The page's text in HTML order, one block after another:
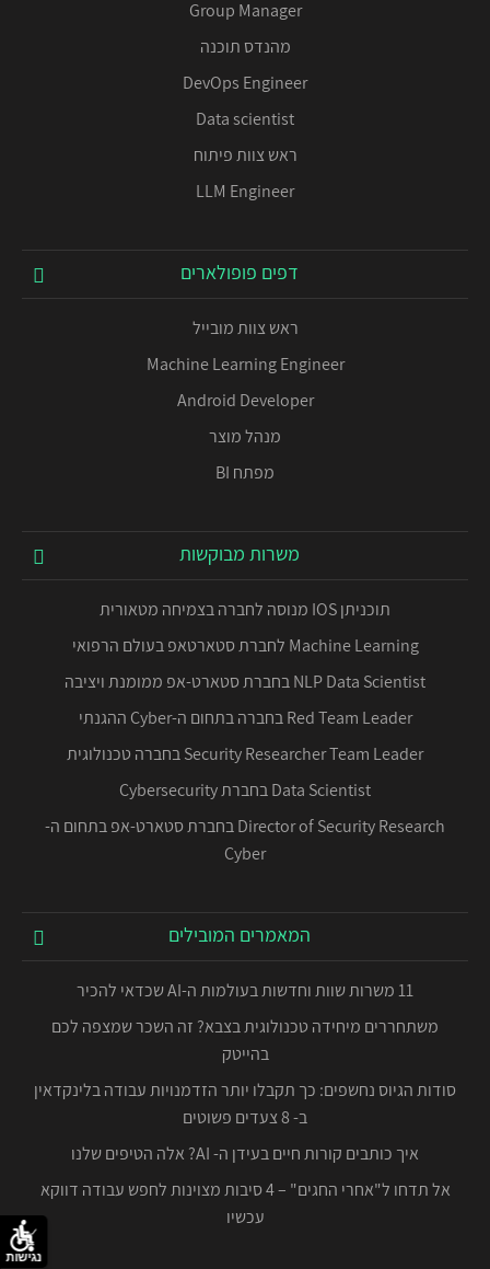
Group Manager
מהנדס תוכנה
DevOps Engineer
Data scientist
ראש צוות פיתוח
LLM Engineer
דפים פופולארים
ראש צוות מובייל
Machine Learning Engineer
Android Developer
מנהל מוצר
מפתח BI
משרות מבוקשות
תוכניתן IOS מנוסה לחברה בצמיחה מטאורית
Machine Learning לחברת סטארטאפ בעולם הרפואי
NLP Data Scientist בחברת סטארט-אפ ממומנת ויציבה
Red Team Leader בחברה בתחום ה-Cyber ההגנתי
Security Researcher Team Leader בחברה טכנולוגית
Data Scientist בחברת Cybersecurity
Director of Security Research בחברת סטארט-אפ בתחום ה-
Cyber
המאמרים המובילים
11 משרות שוות וחדשות בעולמות ה-AI שכדאי להכיר
משתחררים מיחידה טכנולוגית בצבא? זה השכר שמצפה לכם
בהייטק
סודות הגיוס נחשפים: כך תקבלו יותר הזדמנויות עבודה בלינקדאין
ב- 8 צעדים פשוטים
איך כותבים קורות חיים בעידן ה- AI? אלה הטיפים שלנו
אל תדחו ל"אחרי החגים" – 4 סיבות מצוינות לחפש עבודה דווקא
עכשיו
נגישות